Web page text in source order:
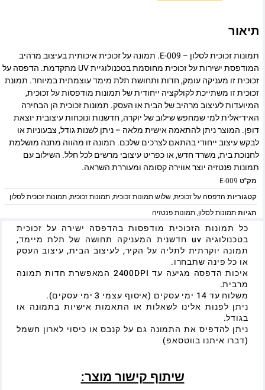
תיאור
תמונות זכוכית לסלון – E-009. תמונה על זכוכית איכותית בעיצוב מרהיב
המודפסת ישירות על זכוכית מחוסמת בטכנולוגיית UV מתקדמת. הדפסה על
זכוכית זו מעניקה עומק, חדות ותחושת תלת מימד עוצמתית במיוחד. תמונת
זכוכית זו משתייכת לקולקציה ייחודית של תמונות מודפסות על זכוכית,
המיועדות לעיצוב מרהיב של הבית או העסק. תמונות זכוכית הן הבחירה
האידיאלית למי שמחפש שילוב של יוקרה, חדשנות ונוכחות עיצובית יוצאת
דופן. המוצר ניתן להתאמה אישית מלאה – ניתן לשנות גודל, צבעוניות או
לבקש עיצוב ייחודי בהתאם לצרכים שלכם. תמונה זו מהווה מתנה מושלמת
לחנוכת בית, משרד חדש, או כפריט עיצובי מרשים לכל חלל. השילוב עם
תמונות פנטזיה יוצר אווירה קסומה ומעוררת השראה.
מק"ט E-009
קטגוריות הדפסה על זכוכית,שלוש תמונות זכוכית,תמונות זכוכית,תמונות זכוכית לסלון
תגיותתמונות לסלון,תמונות פנטזיה
כל תמונות הזכוכית מודפסות בהדפסה ישירה על זכוכית
בטכנולוגיה uv חדשנית המעניקה תחושה של תלת מיימד,
תמונה יוקרתית לתליה על הקיר, לעיצוב הבית, עיצוב העסק
או כל פינה שתבחרו.
איכות הדפסה מגיעה עד 2400DPI המאפשרת חדות תמונה
מרבית.
משלוח עד 14 ימי עסקים (איסוף עצמי 3 ימי עסקים).
ניתן לפנות אלינו לשאלות או התאמות אישיות בתמונה או
בגודל.
ניתן להדפיס את התמונה גם על קנבס או כיסוי לארון חשמל
(דברו איתנו בווטסאפ)
שיתוף קישור מוצר: